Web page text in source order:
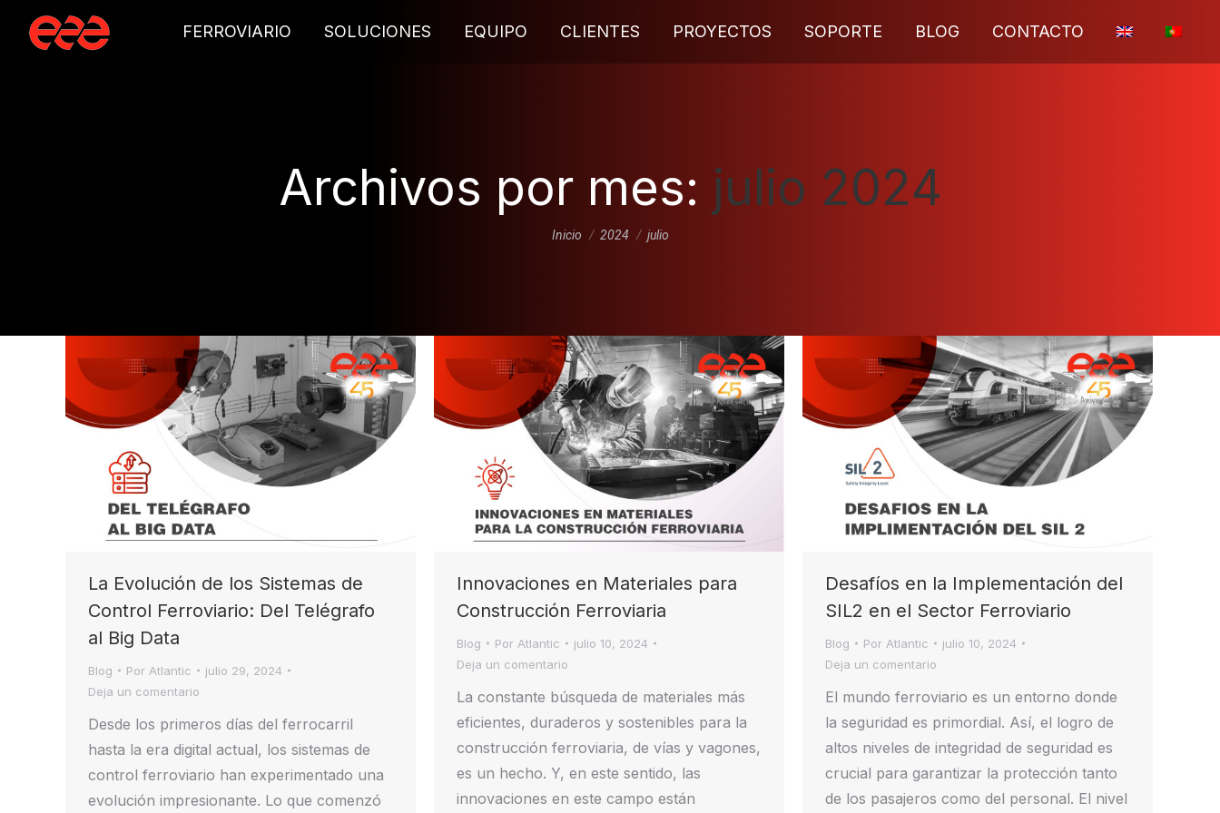
FERROVIARIO SOLUCIONES EQUIPO CLIENTES PROYECTOS SOPORTE BLOG CONTACTO
Archivos por mes: julio 2024
Estás aquí:
Inicio 2024 julio
La Evolución de los Sistemas de
Control Ferroviario: Del Telégrafo
al Big Data
Blog Por Atlantic
julio 29, 2024
Deja un comentario
Desde los primeros días del ferrocarril
hasta la era digital actual, los sistemas de
control ferroviario han experimentado una
evolución impresionante. Lo que comenzó
Innovaciones en Materiales para
Construcción Ferroviaria
Blog Por Atlantic
julio 10, 2024
Deja un comentario
La constante búsqueda de materiales más
eficientes, duraderos y sostenibles para la
construcción ferroviaria, de vías y vagones,
es un hecho. Y, en este sentido, las
innovaciones en este campo están
Desafíos en la Implementación del
SIL2 en el Sector Ferroviario
Blog Por Atlantic
julio 10, 2024
Deja un comentario
El mundo ferroviario es un entorno donde
la seguridad es primordial. Así, el logro de
altos niveles de integridad de seguridad es
crucial para garantizar la protección tanto
de los pasajeros como del personal. El nivel